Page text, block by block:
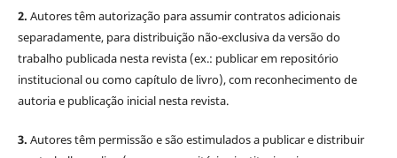
2. Autores têm autorização para assumir contratos adicionais
separadamente, para distribuição não-exclusiva da versão do
trabalho publicada nesta revista (ex.: publicar em repositório
institucional ou como capítulo de livro), com reconhecimento de
autoria e publicação inicial nesta revista.
3. Autores têm permissão e são estimulados a publicar e distribuir